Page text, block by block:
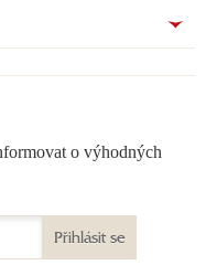
o výhodných
Přihlásit se